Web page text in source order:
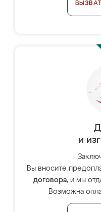
и
Вы вносите
договора, и мы
Возможна